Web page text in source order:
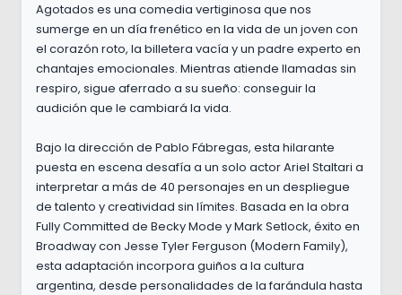
Agotados es una comedia vertiginosa que nos
sumerge en un día frenético en la vida de un joven con
el corazón roto, la billetera vacía y un padre experto en
chantajes emocionales. Mientras atiende llamadas sin
respiro, sigue aferrado a su sueño: conseguir la
audición que le cambiará la vida.
Bajo la dirección de Pablo Fábregas, esta hilarante
puesta en escena desafía a un solo actor Ariel Staltari a
interpretar a más de 40 personajes en un despliegue
de talento y creatividad sin límites. Basada en la obra
Fully Committed de Becky Mode y Mark Setlock, éxito en
Broadway con Jesse Tyler Ferguson (Modern Family),
esta adaptación incorpora guiños a la cultura
argentina, desde personalidades de la farándula hasta